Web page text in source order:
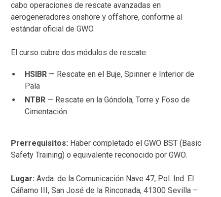
cabo operaciones de rescate avanzadas en
aerogeneradores onshore y offshore, conforme al
estándar oficial de GWO.
El curso cubre dos módulos de rescate:
HSIBR — Rescate en el Buje, Spinner e Interior de
Pala
NTBR — Rescate en la Góndola, Torre y Foso de
Cimentación
Prerrequisitos: Haber completado el GWO BST (Basic
Safety Training) o equivalente reconocido por GWO.
Lugar: Avda. de la Comunicación Nave 47, Pol. Ind. El
Cáñamo III, San José de la Rinconada, 41300 Sevilla –